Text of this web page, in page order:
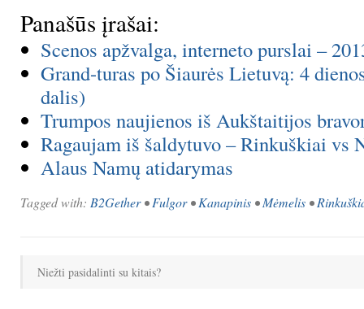
Panašūs įrašai:
Scenos apžvalga, interneto purslai –
Grand-turas po Šiaurės Lietuvą: 4
dalis)
Trumpos naujienos iš Aukštaitijos
Ragaujam iš šaldytuvo – Rinkuškiai vs
Alaus Namų atidarymas
Tagged with: B2Gether•Fulgor•Kanapinis •Mėmelis •
Niežti pasidalinti su kitais?